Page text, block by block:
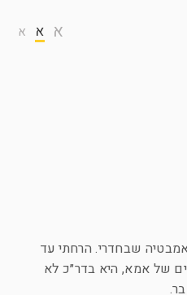
א א א
שבחדרי. הרחתי עד
של אמא, היא בדר״כ לא